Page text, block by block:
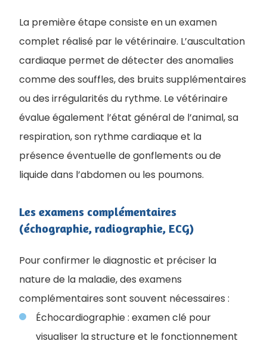
La première étape consiste en un examen
complet réalisé par le vétérinaire. L’auscultation
cardiaque permet de détecter des anomalies
comme des souffles, des bruits supplémentaires
ou des irrégularités du rythme. Le vétérinaire
évalue également l’état général de l’animal, sa
respiration, son rythme cardiaque et la
présence éventuelle de gonflements ou de
liquide dans l’abdomen ou les poumons.
Les examens complémentaires
(échographie, radiographie, ECG)
Pour confirmer le diagnostic et préciser la
nature de la maladie, des examens
complémentaires sont souvent nécessaires :
Échocardiographie : examen clé pour
visualiser la structure et le fonctionnement